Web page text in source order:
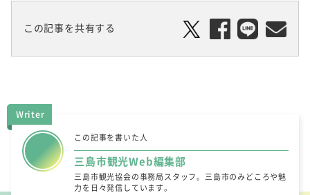
この記事を共有する
Writer
この記事を書いた人
三島市観光Web編集部
三島市観光協会の事務局スタッフ。三島市のみどころや魅
力を日々発信しています。